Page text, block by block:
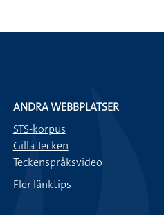
ANDRA WEBBPLATSER
STS-korpus
Gilla Tecken
Teckenspråksvideo
Fler länktips